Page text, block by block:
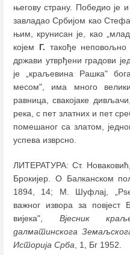
његову страну. Победио је
завладао Србијом као
њим, крунисан је, као
којем Г. такође
држави утврђени градови
је „краљевина Рашка"
месом", има много
равница, свакојаке
река, с пет златних и пет
помешаног са златом,
успева изврсно.
ЛИТЕРАТУРА: Ст.
Брокијер. О Балканском
1894, 14; M. Шуфлај,
важног извора за повјест
вијека", Вјесник
далматинскога
Историја Срба , 1, Бг 1952.